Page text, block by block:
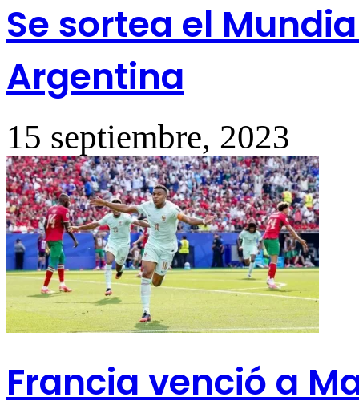
Se sortea el
Argentina
15 septiembre, 2023
Francia venció a